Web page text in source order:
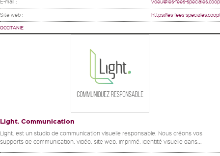
E-mail : voeu@les-fees-speciales.coop
Site web : https://les-fees-speciales.coop/
OCCITANIE
Light. Communication
Light. est un studio de communication visuelle responsable. Nous créons vos
supports de communication, vidéo, site web, imprimé, identité visuelle dans...